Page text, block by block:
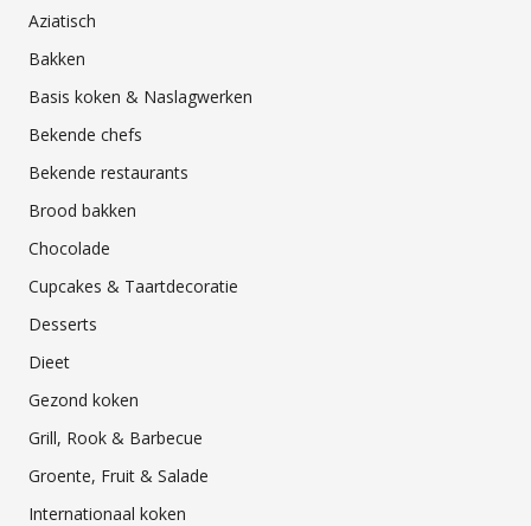
Aziatisch
Bakken
Basis koken & Naslagwerken
Bekende chefs
Bekende restaurants
Brood bakken
Chocolade
Cupcakes & Taartdecoratie
Desserts
Dieet
Gezond koken
Grill, Rook & Barbecue
Groente, Fruit & Salade
Internationaal koken